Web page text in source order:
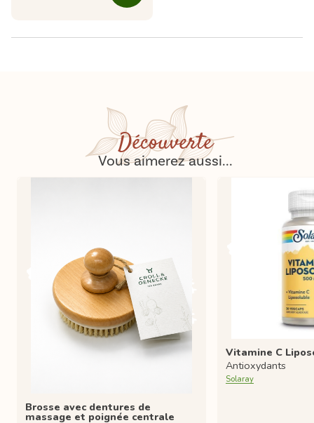
Découverte
Vous aimerez aussi...
Brosse avec dentures de
massage et poignée centrale
Vitamine C
Antioxydants
Solaray